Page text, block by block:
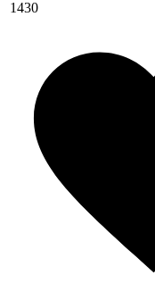
1430